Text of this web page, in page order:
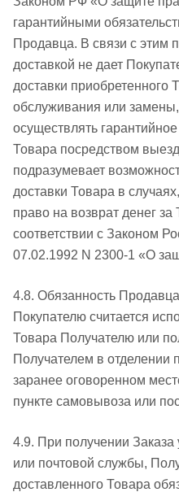
гарантийными
Продавца. В связи с этим
доставкой не дает
доставки приобретенного
обслуживания или
осуществлять
Товара посредством
подразумевает
доставки Товара в
право на возврат денег за
соответствии с Законом
07.02.1992 N 2300-1 «О
4.8. Обязанность
Покупателю считается
Товара Получателю или
Получателем в отделении
заранее оговоренном
пункте самовывоза или
4.9. При получении Заказа
или почтовой службы,
доставленного Товара